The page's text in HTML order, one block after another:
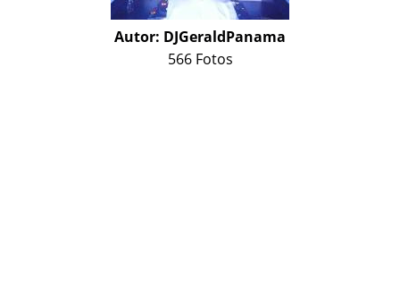
Autor: DJGeraldPanama
566 Fotos